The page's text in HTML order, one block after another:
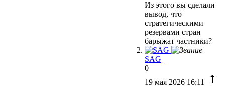
Из этого вы сделали
вывод, что
стратегическими
резервами стран
барыжат частники?
SAG
0
19 мая 2026 16:11